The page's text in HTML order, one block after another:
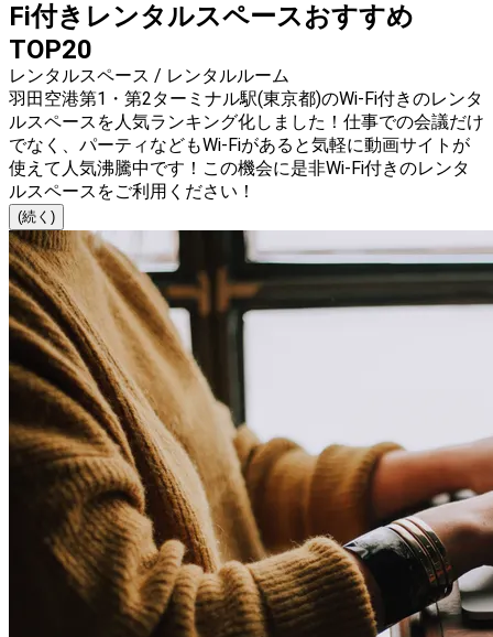
Fi付きレンタルスペースおすすめ
TOP20
レンタルスペース / レンタルルーム
羽田空港第1・第2ターミナル駅(東京都)のWi-Fi付きのレンタ
ルスペースを人気ランキング化しました！仕事での会議だけ
でなく、パーティなどもWi-Fiがあると気軽に動画サイトが
使えて人気沸騰中です！この機会に是非Wi-Fi付きのレンタ
ルスペースをご利用ください！
(続く)